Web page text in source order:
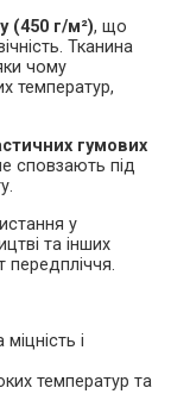
(450 г/м²), що
Тканина
чому
температур,
гумових
сповзають під
у
та інших
передпліччя.
і
температур та